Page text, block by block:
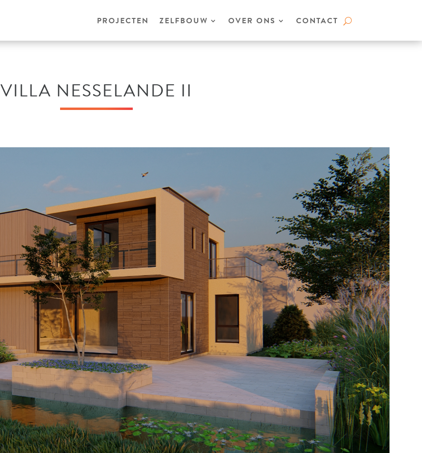
PROJECTEN ZELFBOUW OVER ONS CONTACT
VILLA NESSELANDE II